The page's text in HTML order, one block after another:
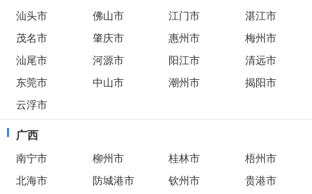
汕头市 佛山市 江门市
湛江市
茂名市
肇庆市 惠州市
梅州市
汕尾市
河源市 阳江市
清远市
东莞市
中山市 潮州市
揭阳市
云浮市
广西
南宁市 柳州市 桂林市
梧州市
北海市
防城港市 钦州市
贵港市